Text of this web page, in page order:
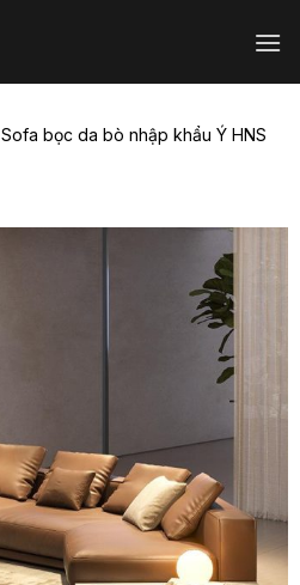
Sofa bọc da bò nhập khẩu Ý HNS